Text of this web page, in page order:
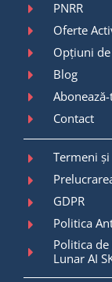
PNRR
Oferte
Opțiuni
Blog
Contact
Termeni
GDPR
Politica
Politica
Lunar AI